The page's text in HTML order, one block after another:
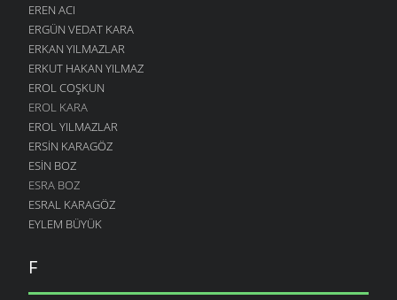
EREN ACI
ERGÜN VEDAT KARA
ERKAN YILMAZLAR
ERKUT HAKAN YILMAZ
EROL COŞKUN
EROL KARA
EROL YILMAZLAR
ERSIN KARAGÖZ
ESIN BOZ
ESRA BOZ
ESRAL KARAGÖZ
EYLEM BÜYÜK
F